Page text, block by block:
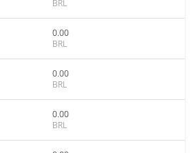
BRL
0.00
BRL
0.00
BRL
0.00
BRL